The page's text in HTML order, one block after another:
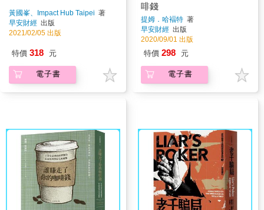
黃國峯、Impact Hub Taipei 著
早安財經 出版
2021/02/05 出版
特價 318 元
電子書
啡錢
提姆．哈褔特 著
早安財經 出版
2020/09/01 出版
特價 298 元
電子書